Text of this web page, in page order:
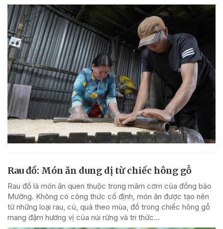
Rau đồ: Món ăn dung dị từ chiếc hông gỗ
Rau đồ là món ăn quen thuộc trong mâm cơm của đồng bào
Mường. Không có công thức cố định, món ăn được tạo nên
từ những loại rau, củ, quả theo mùa, đồ trong chiếc hông gỗ
mang đậm hương vị của núi rừng và tri thức...